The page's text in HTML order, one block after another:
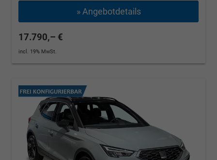
» Angebotdetails
17.790,– €
incl. 19% MwSt.